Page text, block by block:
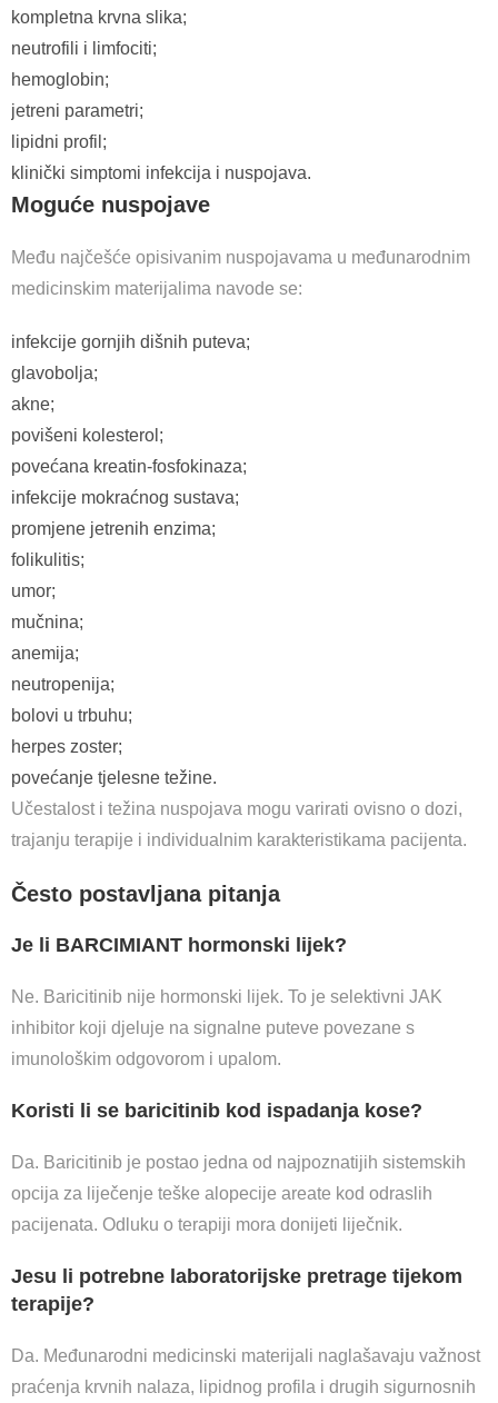
kompletna krvna slika;
neutrofili i limfociti;
hemoglobin;
jetreni parametri;
lipidni profil;
klinički simptomi infekcija i nuspojava.
Moguće nuspojave
Među najčešće opisivanim nuspojavama u međunarodnim
medicinskim materijalima navode se:
infekcije gornjih dišnih puteva;
glavobolja;
akne;
povišeni kolesterol;
povećana kreatin-fosfokinaza;
infekcije mokraćnog sustava;
promjene jetrenih enzima;
folikulitis;
umor;
mučnina;
anemija;
neutropenija;
bolovi u trbuhu;
herpes zoster;
povećanje tjelesne težine.
Učestalost i težina nuspojava mogu varirati ovisno o dozi,
trajanju terapije i individualnim karakteristikama pacijenta.
Često postavljana pitanja
Je li BARCIMIANT hormonski lijek?
Ne. Baricitinib nije hormonski lijek. To je selektivni JAK
inhibitor koji djeluje na signalne puteve povezane s
imunološkim odgovorom i upalom.
Koristi li se baricitinib kod ispadanja kose?
Da. Baricitinib je postao jedna od najpoznatijih sistemskih
opcija za liječenje teške alopecije areate kod odraslih
pacijenata. Odluku o terapiji mora donijeti liječnik.
Jesu li potrebne laboratorijske pretrage tijekom
terapije?
Da. Međunarodni medicinski materijali naglašavaju važnost
praćenja krvnih nalaza, lipidnog profila i drugih sigurnosnih